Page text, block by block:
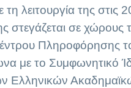
λειτουργία της στις
στεγάζεται σε χώρους
Πληροφόρησης
με το Συμφωνητικό
Ελληνικών